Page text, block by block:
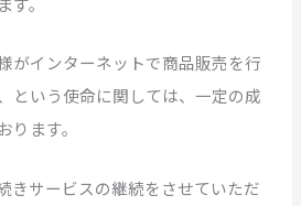
がインターネットで商品販売を行
という使命に関しては、一定の成
ます。
きサービスの継続をさせていただ